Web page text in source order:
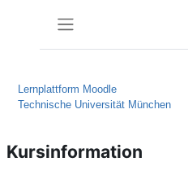
Lernplattform Moodle
Technische Universität München
Kursinformation